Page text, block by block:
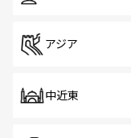
アジア
中近東